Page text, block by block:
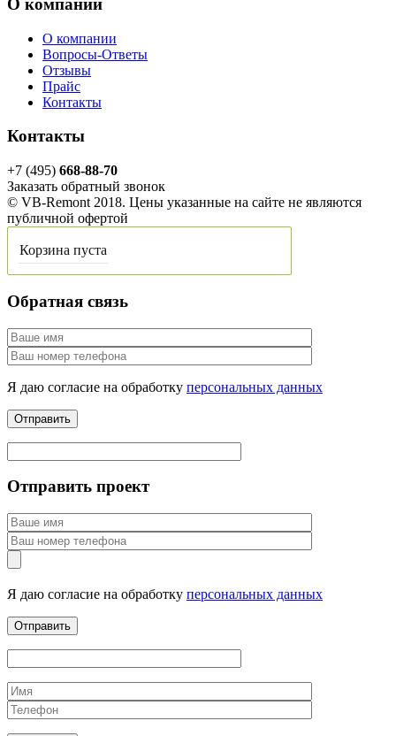
О компании
О компании
Вопросы-Ответы
Отзывы
Прайс
Контакты
Контакты
+7 (495) 668-88-70
Заказать обратный звонок
© VB-Remont 2018. Цены указанные на сайте не являются
публичной офертой
Корзина пуста
Обратная связь
Я даю согласие на обработку персональных данных
Отправить проект
Я даю согласие на обработку персональных данных